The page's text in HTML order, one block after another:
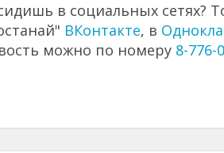
в социальных сетях?
ВКонтакте, в
можно по номеру 8-776-